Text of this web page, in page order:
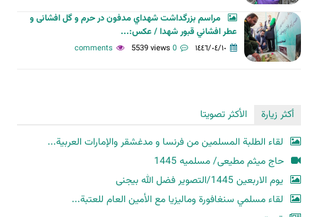
مراسم بزرگداشت شهداي مدفون در حرم و گل افشانی و
عطر افشاني قبور شهدا / عکس:...
١٤٤٦/٠٤/١٠ 0 comments
5539 views
أكثر زيارة
الأكثر تصويتا
لقاء الطلبة المسلمين من فرنسا و مدغشقر والإمارات العربية...
حاج میثم مطیعی/ مسلمیه 1445
یوم الاربعین 1445/التصویر فضل الله بیجنی
لقاء مسلمي سنغافورة وماليزيا مع الأمين العام للعتبة...